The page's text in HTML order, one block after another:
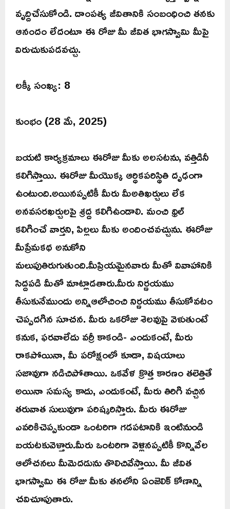
వృద్దిచేసుకోండి. దాంపత్య జీవితానికి సంబంధించి తనకు
ఆనందం లేదంటూ ఈ రోజు మీ జీవిత భాగస్వామి మీపై
విరుచుకుపడవచ్చు.
లక్కీ సంఖ్య: 8
కుంభం (28 మే, 2025)
బయటి కార్యక్రమాలు ఈరోజు మీకు అలసటను, వత్తిడినీ
కలిగిస్తాయి. ఈరోజు మీయొక్క ఆర్ధికపరిస్థితి దృఢంగా
ఉంటుంది.అయినప్పటికీ మీరు మీఅతిఖర్చులు లేక
అనవసరఖర్చులపై శ్రద్ద కలిగిఉండాలి. మంచి థ్రిల్
కలిగించే వార్తని, పిల్లలు మీకు అందించవచ్చును. ఈరోజు
మీప్రేమకథ అనుకోని
మలుపుతిరుగుతుంది.మీప్రియమైనవారు మీతో వివాహానికి
సిద్దపడి మీతో మాట్లాడతారు.మీరు నిర్ణయము
తీసుకునేముందు అన్నిఆలోచించి నిర్ణయము తీసుకోవటం
చెప్పదగిన సూచన. మీరు ఒకరోజు శెలవుపై వెళుతుంటే
కనుక, ఫరవాలేదు వర్రీ కాకండి- ఎందుకంటే, మీరు
రాకపోయినా, మీ పరోక్షంలో కూడా, విషయాలు
సజావుగా నడిచిపోతాయి. ఒకవేళ క్రొత్త కారణం తలెత్తితే
అయినా సమస్య కాదు, ఎందుకంటే, మీరు తిరిగి వచ్చిన
తరువాత సులువుగా పరిష్కరిస్తారు. మీరు ఈరోజు
ఎవరికిచెప్పకుండా ఒంటరిగా గడపటానికి ఇంటినుండి
బయటకువెళ్తారు.మీరు ఒంటరిగా వెళ్లినప్పటికీ కొన్నివేల
ఆలోచనలు మీమెదడును తొలిచివేస్తాయి. మీ జీవిత
భాగస్వామి ఈ రోజు మీకు తనలోని ఏంజెలిక్ కోణాన్ని
చవిచూపుతారు.